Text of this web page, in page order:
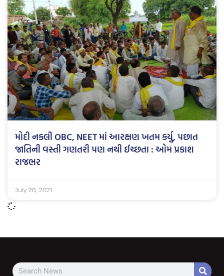
મોદી નકલી OBC, NEET માં આરક્ષણ ખતમ કર્યુુ, પછાત
જાતિની વસ્તી ગણતરી પણ નથી ઈચ્છતા : ઓમ પ્રકાશ
રાજભર
July 28, 2021